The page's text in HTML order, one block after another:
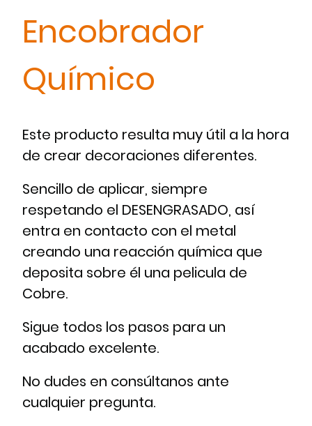
Encobrador
Químico
Este producto resulta muy útil a la hora
de crear decoraciones diferentes.
Sencillo de aplicar, siempre
respetando el DESENGRASADO, así
entra en contacto con el metal
creando una reacción química que
deposita sobre él una pelicula de
Cobre.
Sigue todos los pasos para un
acabado excelente.
No dudes en consúltanos ante
cualquier pregunta.